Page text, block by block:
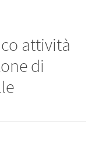
attività
di